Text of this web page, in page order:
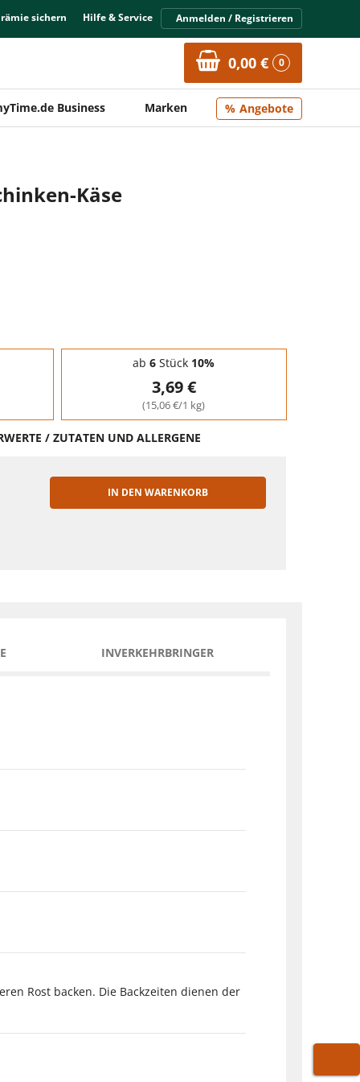
sichern Hilfe & Service Anmelden / Registrieren
0,00 € 0
Business Marken Angebote
Käse
ab 6 Stück 10%
3,69 €
(15,06 €/1 kg)
/ ZUTATEN UND ALLERGENE
IN DEN WARENKORB
INVERKEHRBRINGER
Rost backen. Die Backzeiten dienen der